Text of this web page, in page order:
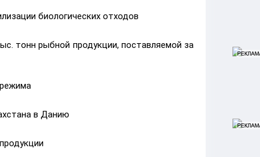
биологических отходов
тонн рыбной продукции, поставляемой за
в Данию